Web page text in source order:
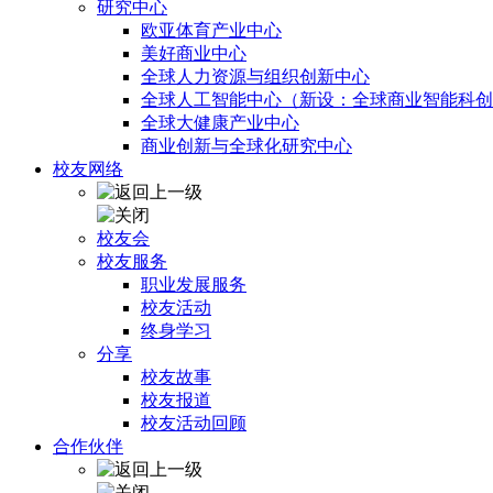
研究中心
欧亚体育产业中心
美好商业中心
全球人力资源与组织创新中心
全球人工智能中心（新设：全球商业智能科创
全球大健康产业中心
商业创新与全球化研究中心
校友网络
校友会
校友服务
职业发展服务
校友活动
终身学习
分享
校友故事
校友报道
校友活动回顾
合作伙伴